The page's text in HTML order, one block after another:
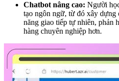
Chatbot nâng cao: Người
tạo ngôn ngữ, từ đó xây dựng
năng giao tiếp tự nhiên, phản
hàng chuyên nghiệp hơn.